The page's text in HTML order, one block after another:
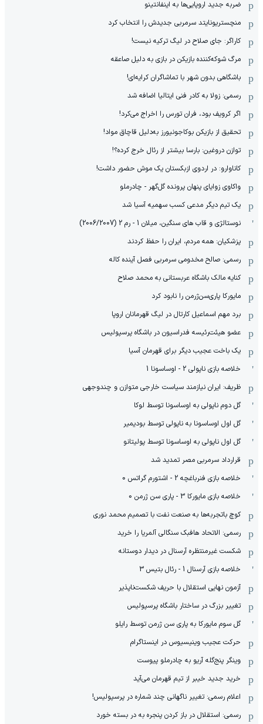
ضربه جدید اروپایی‌ها به اینفانتینو
منچستریونایتد سرمربی جدیدش را انتخاب کرد
کاراگر: جای صلاح در لیگ ترکیه نیست!
مرگ شوکه‌کننده بازیکن در بازی به دلیل صاعقه
باشگاهی بدون شهر با تماشاگران کرایه‌ای!
رسمی: زولا به کادر فنی ایتالیا اضافه شد
اگر کرویف بود، فران تورس را اخراج می‌کرد!
تحقیق از بازیکن بوکاجونیورز به‌دلیل قاچاق مواد!
توازن دروغین: بارسا بیشتر از رئال خرج کرده؟!
کاناوارو: در اردوی ازبکستان یک موش حضور داشت!
واکاوی زوایای پنهان پرونده گل‌گهر - چادرملو
یک تیم دیگر مدعی کسب سهمیه آسیا شد
نوستالژی و قاب های سنگین، میلان 1 - رم 2 (2006/2007)
پزشکیان: همه مردم، ایران را حفظ کردند
رسمی: صالح مخدومی سرمربی فصل آینده کاله
کنایه مالک باشگاه عربستانی به محمد صلاح
مایورکا پاری‌سن‌ژرمن را نابود کرد
برد مهم اسماعیل کارتال در لیگ قهرمانان اروپا
عضو هیئت‌رئیسه فدراسیون در باشگاه پرسپولیس
یک باخت عجیب دیگر برای قهرمان آسیا
خلاصه بازی ناپولی 2 - اوساسونا 1
ظریف: ایران نیازمند سیاست خارجی متوازن و چندوجهی
گل دوم ناپولی به اوساسونا توسط لوکا
گل اول اوساسونا به ناپولی توسط بودیمیر
گل اول ناپولی به اوساسونا توسط پولیتانو
قرارداد سرمربی مصر تمدید شد
خلاصه بازی فنرباغچه 2 - اشتورم گراتس 0
خلاصه بازی مایورکا 3 - پاری سن ژرمن 0
کوچ باتجربه‌ها به صنعت نفت با تصمیم محمد نوری
رسمی: الاتحاد هافبک سنگالی آلمریا را خرید
شکست غیرمنتظره آرسنال در دیدار دوستانه
خلاصه بازی آرسنال 1 - رئال بتیس 3
آزمون نهایی استقلال با حریف شکست‌ناپذیر
تغییر بزرگ در ساختار باشگاه پرسپولیس
گل سوم مایورکا به پاری سن ژرمن توسط رایلو
حرکت عجیب وینیسیوس در اینستاگرام
وینگر پنج‌گله آریو به چادرملو پیوست
خرید جدید خیبر از تیم قهرمان می‌آید
اعلام رسمی: تغییر ناگهانی چند شماره در پرسپولیس!
رسمی: استقلال در باز کردن پنجره به در بسته خورد